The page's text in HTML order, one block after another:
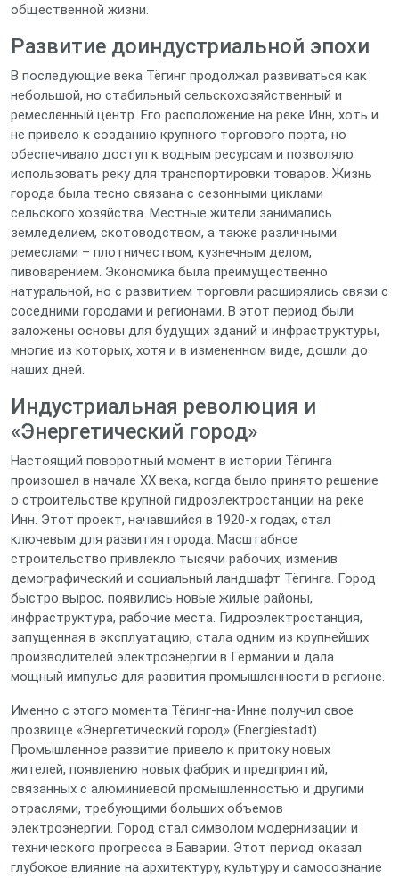
общественной жизни.
Развитие доиндустриальной эпохи
В последующие века Тёгинг продолжал развиваться как
небольшой, но стабильный сельскохозяйственный и
ремесленный центр. Его расположение на реке Инн, хоть и
не привело к созданию крупного торгового порта, но
обеспечивало доступ к водным ресурсам и позволяло
использовать реку для транспортировки товаров. Жизнь
города была тесно связана с сезонными циклами
сельского хозяйства. Местные жители занимались
земледелием, скотоводством, а также различными
ремеслами – плотничеством, кузнечным делом,
пивоварением. Экономика была преимущественно
натуральной, но с развитием торговли расширялись связи с
соседними городами и регионами. В этот период были
заложены основы для будущих зданий и инфраструктуры,
многие из которых, хотя и в измененном виде, дошли до
наших дней.
Индустриальная революция и
«Энергетический город»
Настоящий поворотный момент в истории Тёгинга
произошел в начале XX века, когда было принято решение
о строительстве крупной гидроэлектростанции на реке
Инн. Этот проект, начавшийся в 1920-х годах, стал
ключевым для развития города. Масштабное
строительство привлекло тысячи рабочих, изменив
демографический и социальный ландшафт Тёгинга. Город
быстро вырос, появились новые жилые районы,
инфраструктура, рабочие места. Гидроэлектростанция,
запущенная в эксплуатацию, стала одним из крупнейших
производителей электроэнергии в Германии и дала
мощный импульс для развития промышленности в регионе.
Именно с этого момента Тёгинг-на-Инне получил свое
прозвище «Энергетический город» (Energiestadt).
Промышленное развитие привело к притоку новых
жителей, появлению новых фабрик и предприятий,
связанных с алюминиевой промышленностью и другими
отраслями, требующими больших объемов
электроэнергии. Город стал символом модернизации и
технического прогресса в Баварии. Этот период оказал
глубокое влияние на архитектуру, культуру и самосознание